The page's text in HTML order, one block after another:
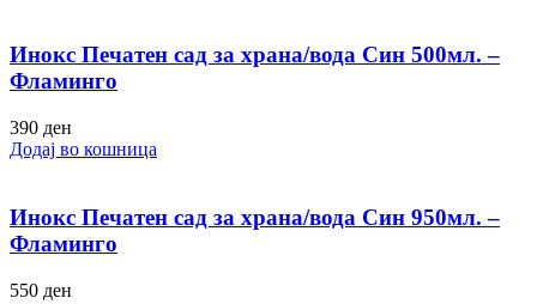
Инокс Печатен сад за храна/вода Син 500мл. –
Фламинго
390 ден
Додај во кошница
Инокс Печатен сад за храна/вода Син 950мл. –
Фламинго
550 ден